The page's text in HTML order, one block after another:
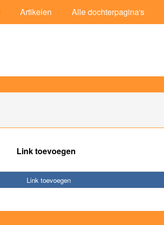
Artikelen Alle dochterpagina's
Link toevoegen
Link toevoegen